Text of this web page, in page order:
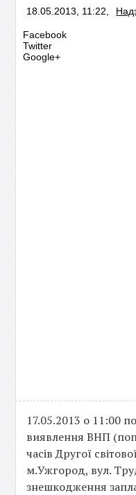
18.05.2013, 11:22,
Facebook
Twitter
Google+
17.05.2013 о 11:00
виявлення ВНП
часів Другої
м.Ужгород, вул.
знешкодження